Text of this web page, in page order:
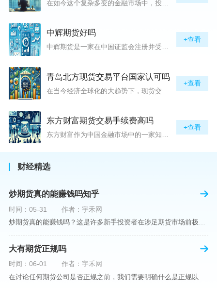
中辉期货好吗
中辉期货是一家在中国证监会注册并受其监管的期货公司。以其强大的资本实力、稳健的经营策略和严格的风险控制体系，赢得了业界的广泛认可和客户的信任。从公司成立时间、注册资本、经营范围以及历年的经营成绩来看，中辉期货展现出的行业地位和实力，为投资者提供了一定程度的信心保障。中辉期货提供包括期货交易、期货投资咨询、资产管理等在内的全方位服务。公司拥有一支经验丰富、专业素质高的团队，他们对市场动态有着敏锐的洞察力，能够为客户提供准确的市场分析和投资策略建议，帮助客户在复杂多变的市场中稳健
+查看
青岛北方现货交易平台国家认可吗
+查看
东方财富期货交易手续费高吗
+查看
财经精选
炒期货真的能赚钱吗知乎
时间：05-31
作者：宇禾网
炒期货真的能赚钱吗？这是许多新手投资者在涉足期货市场前极力寻求答案的问题。期货作为一种金融衍生品，它不仅具有高杠杆的特性，同时也伴随着高风险。在知乎这样一个汇聚各领域专业人士分享知识和经验的平台上，我们可以找到关于炒期货赚钱问题的多角度解读。本文将深入探讨炒期货能否赚钱的问题，并结合知乎上的真实案例分析和专业观点，帮助读者形成自己的看法。在讨论是否能通过炒期货赚钱之前，我们首先需要理解期货市场的基本机制。期货，是一种标准化的、具有法律约束力的合约，涉及在未来某个特定时间以特定
大有期货正规吗
时间：06-01
作者：宇禾网
在讨论任何期货公司是否正规之前，我们需要明确什么是正规以及如何判断一个期货公司是否符合这一标准。对于中国市场，正规一词通常指该公司拥有中国证监会（中国证券监督管理委员会）的批准和监管，同时遵守中国期货市场的相关法律法规。以“大有期货”为例，探讨其如何符合这些标准，以及在选择此类公司时，投资者应注意的一些关键因素。大有期货是参与中国期货市场的多家公司之一，主要提供期货交易、资产管理、投资咨询等服务。它适用于希望通过期货市场进行投资和风险管理的个人和机构投资者。与其他期货公司一样